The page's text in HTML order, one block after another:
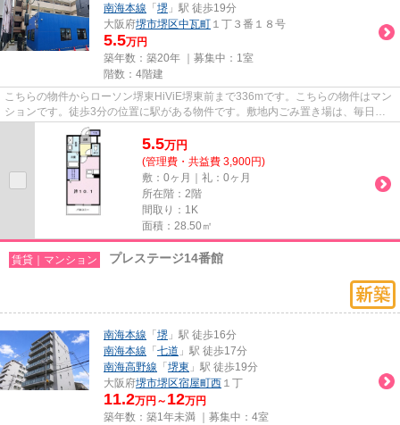
南海本線 「 堺 」駅 徒歩19分
大阪府堺市堺区中瓦町 １丁３番１８号
5.5万円
築年数：築20年 ｜募集中： 1室
階数：4階建
こちらの物件からローソン堺東HiViE堺東前まで336mです。こちらの物件はマン
ションです。徒歩3分の位置に駅がある物件です。敷地内ごみ置き場は、毎日の
ごみ捨ての煩わしさを軽減しま...
5.5万円
(管理費・共益費 3,900円)
敷：0ヶ月｜礼：0ヶ月
所在階：2階
間取り：1K
面積：28.50㎡
賃貸｜マンション プレステージ14番館
南海本線 「 堺 」駅 徒歩16分
南海本線 「 七道 」駅 徒歩17分
南海高野線 「 堺東 」駅 徒歩19分
大阪府堺市堺区宿屋町西 １丁
11.2万円～ 12万円
築年数：築1年未満 ｜募集中： 4室